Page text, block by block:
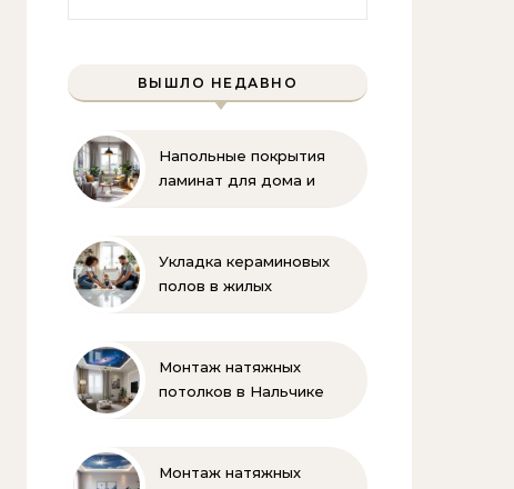
ВЫШЛО НЕДАВНО
Напольные покрытия
ламинат для дома и
Укладка кераминовых
полов в жилых
Монтаж натяжных
потолков в Нальчике
Монтаж натяжных